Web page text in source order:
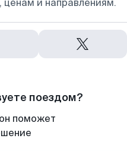
и направлениям.
поездом?
поможет